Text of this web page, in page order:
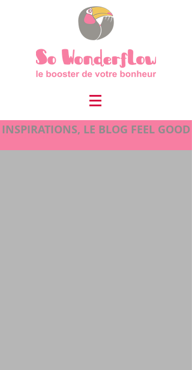
INSPIRATIONS
INSPIRATIONS, LE BLOG FEEL GOOD